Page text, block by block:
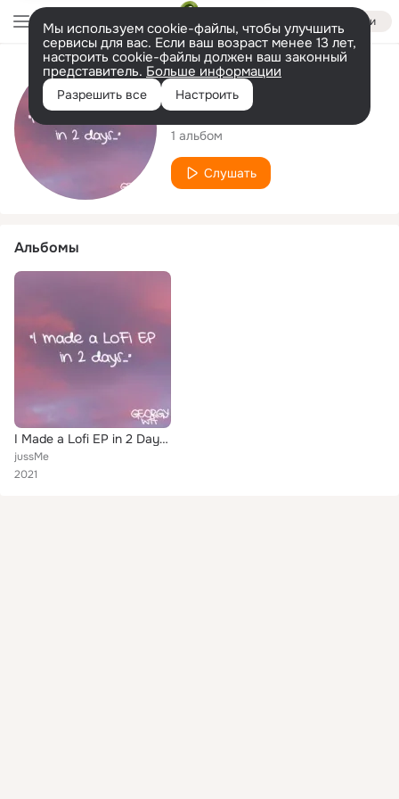
Войти
Мы используем cookie-файлы, чтобы улучшить
сервисы для вас. Если ваш возраст менее 13 лет,
настроить cookie-файлы должен ваш законный
представитель. Больше информации
Разрешить все Настроить
Исполнитель
jussMe
1 альбом
Слушать
Альбомы
I Made a Lofi EP in 2 Days...
jussMe
2021